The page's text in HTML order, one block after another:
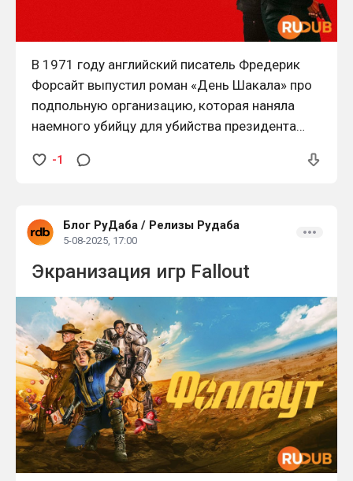
В 1971 году английский писатель Фредерик
Форсайт выпустил роман «День Шакала» про
подпольную организацию, которая наняла
наемного убийцу для убийства президента
-1
Блог РуДаба / Релизы Рудаба
5-08-2025, 17:00
Экранизация игр Fallout